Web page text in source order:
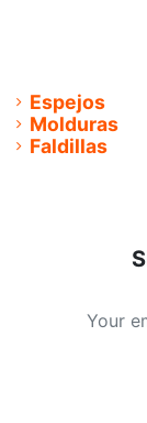
Espejos
Molduras
Faldillas